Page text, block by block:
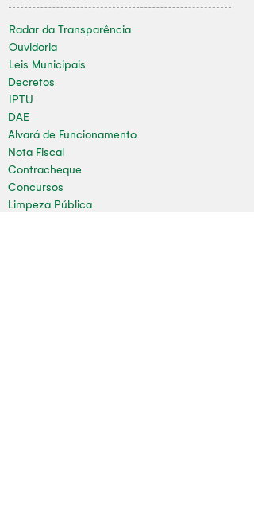
Radar da Transparência
Ouvidoria
Leis Municipais
Decretos
IPTU
DAE
Alvará de Funcionamento
Nota Fiscal
Contracheque
Concursos
Limpeza Pública